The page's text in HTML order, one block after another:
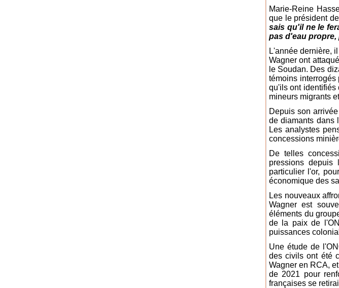
Marie-Reine
que le président
sais qu'il ne le
pas d'eau propre,
L'année dernière,
Wagner ont
le Soudan. Des
témoins interrogés
qu'ils ont identifiés
mineurs migrants
Depuis son
de diamants dans
Les analystes
concessions
De telles
pressions depuis
particulier l'or,
économique des
Les nouveaux
Wagner est
éléments du
de la paix de
puissances
Une étude de
des civils ont été
Wagner en RCA,
de 2021 pour
françaises se